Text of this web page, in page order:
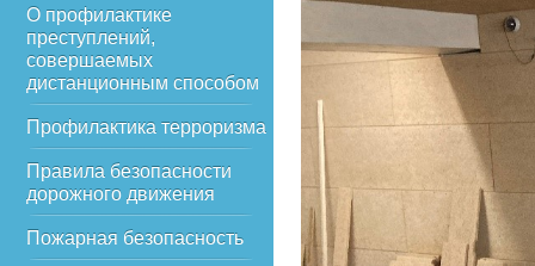
О профилактике
преступлений,
совершаемых
дистанционным способом
Профилактика терроризма
Правила безопасности
дорожного движения
Пожарная безопасность